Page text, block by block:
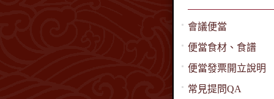
會議便當
便當食材、食譜
便當發票開立說明
常見提問QA